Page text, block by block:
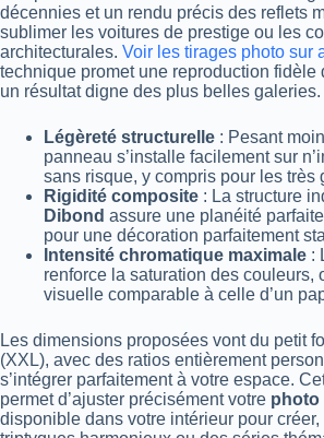
décennies et un rendu précis des reflets
sublimer les voitures de prestige ou les
architecturales. Voir les tirages photo sur
technique promet une reproduction fidèle
un résultat digne des plus belles galeries.
Légèreté structurelle : Pesant
panneau s’installe facilement sur
sans risque, y compris pour les très
Rigidité composite : La structure
Dibond assure une planéité
pour une décoration parfaitement
Intensité chromatique maximale :
renforce la saturation des couleurs,
visuelle comparable à celle d’un
Les dimensions proposées vont du petit
(XXL), avec des ratios entièrement
s’intégrer parfaitement à votre espace.
permet d’ajuster précisément votre photo
disponible dans votre intérieur pour